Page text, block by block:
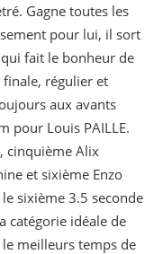
Gagne toutes les
pour lui, il sort
fait le bonheur de
finale, régulier et
aux avants
pour Louis PAILLE.
cinquième Alix
et sixième Enzo
le sixième 3.5 seconde
catégorie idéale de
meilleurs temps de